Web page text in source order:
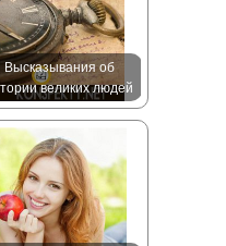
Высказывания об
великих людей